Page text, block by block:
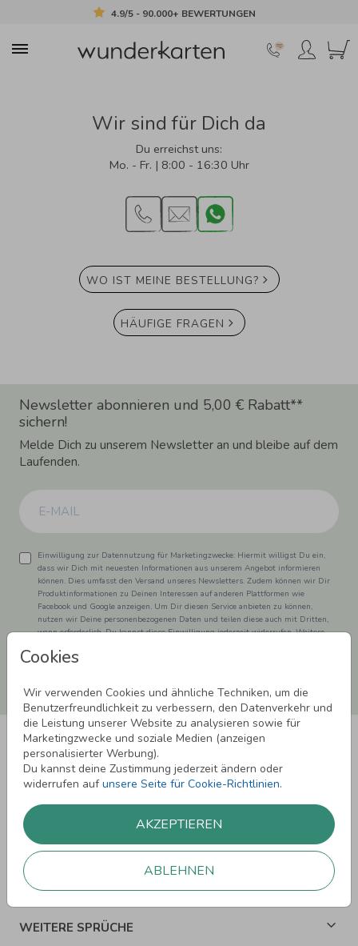
4.9/5 - 90.000+ BEWERTUNGEN
Cookies
Wir verwenden Cookies und ähnliche Techniken, um die
Benutzerfreundlichkeit zu verbessern, den Datenverkehr und
die Leistung unserer Website zu analysieren sowie für
Marketingzwecke und soziale Medien (anzeigen
personalisierter Werbung).
Du kannst deine Zustimmung jederzeit ändern oder
widerrufen aufunsere Seite für Cookie-Richtlinien.
AKZEPTIEREN
ABLEHNEN
Wir sind für Dich da
Du erreichst uns:
Mo. - Fr. | 8:00 - 16:30 Uhr
PhoneMailWhatsApp
WO IST MEINE BESTELLUNG?
HÄUFIGE FRAGEN
Newsletter abonnieren und 5,00 € Rabatt**
sichern!
Melde Dich zu unserem Newsletter an und bleibe auf dem
Laufenden.
Einwilligung zur Datennutzung für Marketingzwecke: Hiermit willigst Du ein,
dass wir Dich mit neuesten Informationen aus unserem Angebot informieren
können. Dies umfasst den Versand unseres Newsletters. Zudem können wir Dir
Produktinformationen zu Deinen Interessen auf anderen Plattformen wie
Facebook und Google anzeigen. Um Dir diesen Service anbieten zu können,
nutzen wir Deine personenbezogenen Daten und teilen diese auch mit Dritten,
wenn erforderlich. Du kannst diese Einwilligung jederzeit widerrufen. Weitere
SPRÜCHE ZUM GEBURTSTAG
SPRÜCHE ZUR HOCHZEIT
WEITERE SPRÜCHE